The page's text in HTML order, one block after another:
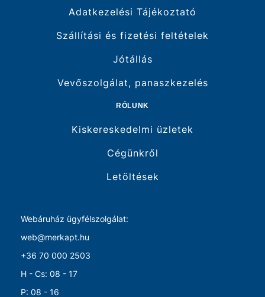
Adatkezelési Tájékoztató
Szállítási és fizetési feltételek
Jótállás
Vevőszolgálat, panaszkezelés
RÓLUNK
Kiskereskedelmi üzletek
Cégünkről
Letöltések
Webáruház ügyfélszolgálat:
web@merkapt.hu
+36 70 000 2503
H - Cs: 08 - 17
P: 08 - 16